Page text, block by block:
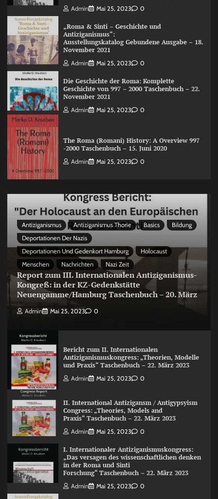
Admin Mai 25, 2023 0
„Roma & Sinti – Geschichte und
Antiziganismus“:
Ausstellungskatalog Gebundene Ausgabe – 18.
November 2021
Admin Mai 25, 2023 0
Die Geschichte der Roma: Komplette
Geschichte von 997 – 2000 Taschenbuch – 22.
November 2021
Admin Mai 25, 2023 0
The Roma (Romani) History: A Overview 997
-2000 Taschenbuch – 15. Juni 2020
Admin Mai 25, 2023 0
Antiziganismus Antiziganismus Thorie Basics
Bildung
Deportationen Der Nazis
Deportationen Und Gedenkort Hamburg
Holocaust
Menschen
Nachrichten Nazi Zeit
Report zum III. Internationalen Antiziganismus-
Kongreß: in der KZ-Gedenkstätte
Neuengamme/Hamburg Taschenbuch – 20. März
Admin Mai 25, 2023 0
Bericht zum II. Internationalen
Antiziganismuskongress: „Theorien, Modelle
und Praxis“ Taschenbuch – 22. März 2023
Admin Mai 25, 2023 0
II. International Antizigansm / Antigypsyism
Congress: „Theories, Models and
Praxis“ Taschenbuch – 22. März 2023
Admin Mai 25, 2023 0
I. Internationaler Antiziganismuskongress:
„Das versagen des wissenschaftlichen denken
in der Roma und Sinti
Forschung“ Taschenbuch – 22. März 2023
Admin Mai 25, 2023 0